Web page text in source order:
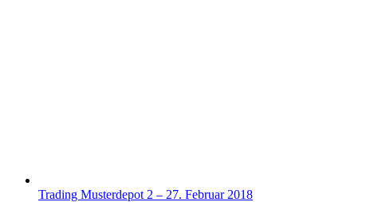
Trading Musterdepot 2 – 27. Februar 2018